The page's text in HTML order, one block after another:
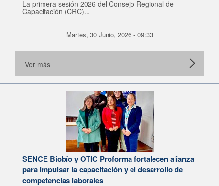
La primera sesión 2026 del Consejo Regional de
Capacitación (CRC)...
Martes, 30 Junio, 2026 - 09:33
Ver más
SENCE Biobío y OTIC Proforma fortalecen alianza
para impulsar la capacitación y el desarrollo de
competencias laborales